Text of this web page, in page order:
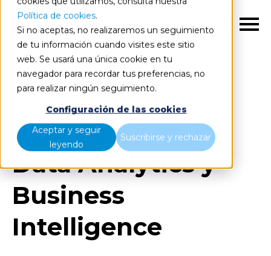
Política de cookies.
Si no aceptas, no realizaremos un seguimiento
de tu información cuando visites este sitio
web. Se usará una única cookie en tu
navegador para recordar tus preferencias, no
para realizar ningún seguimiento.
Configuración de las cookies
Aceptar y seguir
leyendo
Suscribirse y rechazar
ES
Blog Todos los artículos
Blog de Bismart:
Data Analytics y
Business
Intelligence